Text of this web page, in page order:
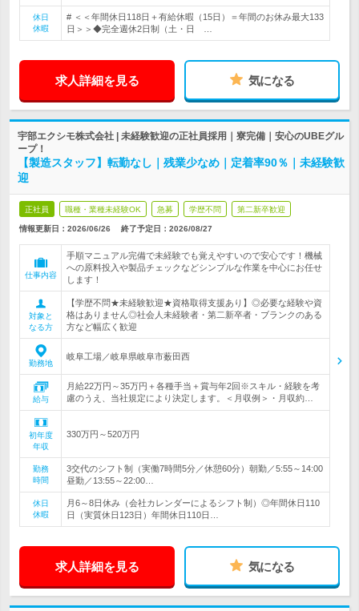
休日
休暇
# ＜＜年間休日118日＋有給休暇（15日）＝年間のお休み最大133
日＞＞◆完全週休2日制（土・日 …
求人詳細を見る 気になる
宇部エクシモ株式会社 | 未経験歓迎の正社員採用｜寮完備｜安心のUBEグル
ープ！
【製造スタッフ】転勤なし｜残業少なめ｜定着率90％｜未経験歓
迎
正社員 職種・業種未経験OK 急募 学歴不問 第二新卒歓迎
情報更新日：2026/06/26 終了予定日： 2026/08/27
仕事内容
手順マニュアル完備で未経験でも覚えやすいので安心です！機械
への原料投入や製品チェックなどシンプルな作業を中心にお任せ
します！
対象と
なる方
【学歴不問★未経験歓迎★資格取得支援あり】◎必要な経験や資
格はありません◎社会人未経験者・第二新卒者・ブランクのある
方など幅広く歓迎
勤務地
岐阜工場／岐阜県岐阜市薮田西
給与
月給22万円～35万円＋各種手当＋賞与年2回※スキル・経験を考
慮のうえ、当社規定により決定します。＜月収例＞・月収約…
初年度
年収
330万円～520万円
勤務
時間
3交代のシフト制（実働7時間5分／休憩60分）朝勤／5:55～14:00
昼勤／13:55～22:00…
休日
休暇
月6～8日休み（会社カレンダーによるシフト制）◎年間休日110
日（実質休日123日）年間休日110日…
求人詳細を見る 気になる